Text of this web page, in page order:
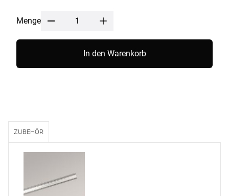
Menge
In den Warenkorb
ZUBEHÖR